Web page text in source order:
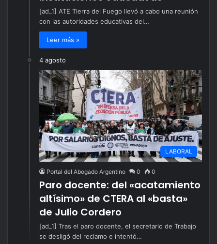
[ad_1] ATE Tierra del Fuego llevó a cabo una reunión
con las autoridades educativas del…
Leer más »
4 agosto
LABORAL
Portal del Abogado Argentino 0 0
Paro docente: del «acatamiento
altísimo» de CTERA al «basta»
de Julio Cordero
[ad_1] Tras el paro docente, el secretario de Trabajo
se desligó del reclamo e intentó…